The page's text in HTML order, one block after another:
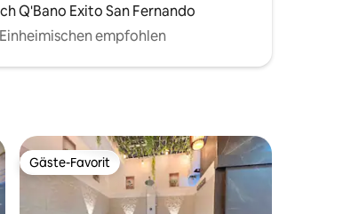
Q'Bano Exito San Fernando
empfohlen
Gäste-Favorit
Gäste-Favorit